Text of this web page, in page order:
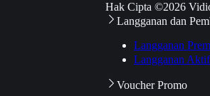
Hak Cipta ©2026
Langganan dan
Langganan
Langganan Aktif
Voucher Promo